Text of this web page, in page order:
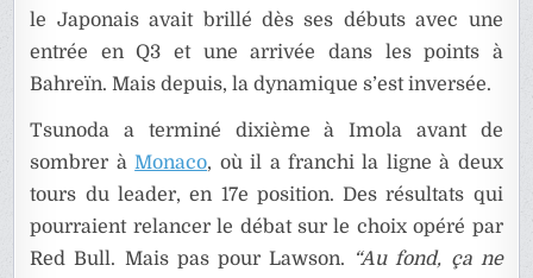
le Japonais avait brillé dès ses débuts avec une
entrée en Q3 et une arrivée dans les points à
Bahreïn. Mais depuis, la dynamique s’est inversée.
Tsunoda a terminé dixième à Imola avant de
sombrer à Monaco, où il a franchi la ligne à deux
tours du leader, en 17e position. Des résultats qui
pourraient relancer le débat sur le choix opéré par
Red Bull. Mais pas pour Lawson.
“Au fond, ça ne